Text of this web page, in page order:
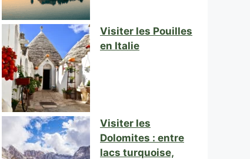
Visiter les Pouilles
en Italie
Visiter les
Dolomites : entre
lacs turquoise,